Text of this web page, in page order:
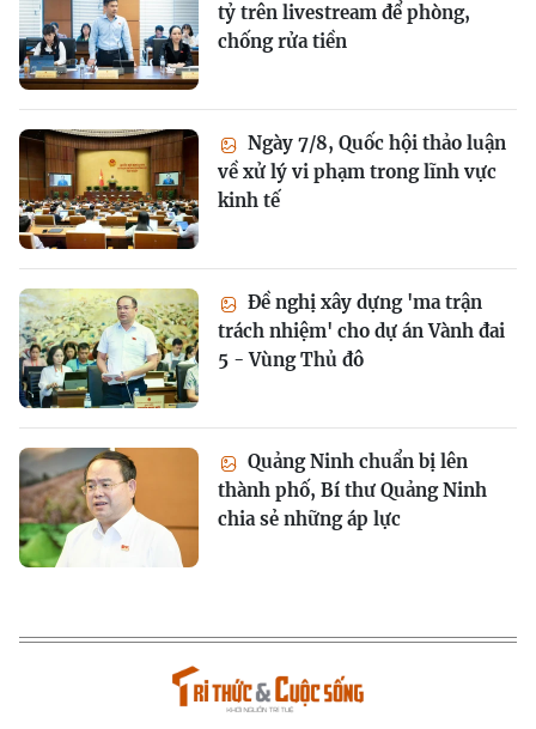
tỷ trên livestream để phòng,
chống rửa tiền
Ngày 7/8, Quốc hội thảo luận
về xử lý vi phạm trong lĩnh vực
kinh tế
Đề nghị xây dựng 'ma trận
trách nhiệm' cho dự án Vành đai
5 - Vùng Thủ đô
Quảng Ninh chuẩn bị lên
thành phố, Bí thư Quảng Ninh
chia sẻ những áp lực